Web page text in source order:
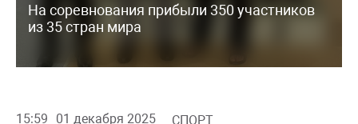
На соревнования прибыли 350 участников
из 35 стран мира
15:59 01 декабря 2025 СПОРТ